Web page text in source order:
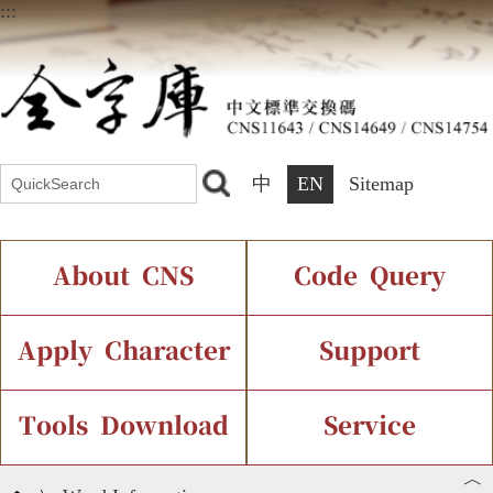
:::
中 EN Sitemap
About CNS
Introduction Current Status
Chinese Code Status
Code Query
IDS Query
Components Query
Apply Character
Application Process
Support
Font Instant Display
Tools Download Service
︿